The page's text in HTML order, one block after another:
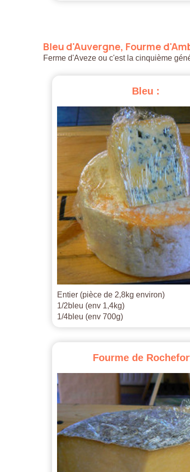
Bleu d'Auvergne, Fourme
Ferme d'Aveze ou c'est la cinquième
Bleu :
Entier (pièce de 2,8kg environ)
1/2bleu (env 1,4kg)
1/4bleu (env 700g)
Fourme de